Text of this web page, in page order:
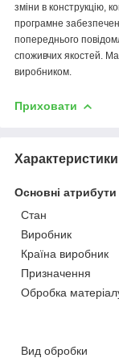
зміни в конструкцію,
програмне
попереднього
споживчих якостей.
виробником.
Приховати
Характеристики
Основні атрибути
Стан
Виробник
Країна виробник
Призначення
Обробка
Вид обробки